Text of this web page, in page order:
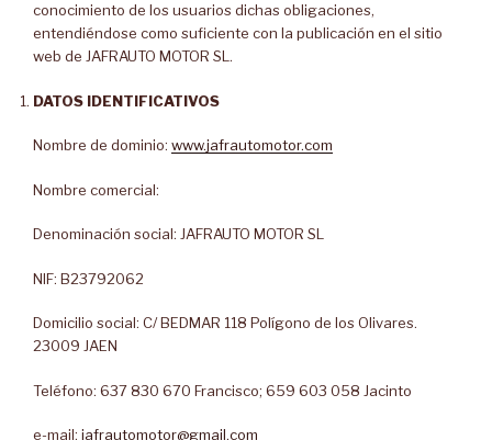
conocimiento de los usuarios dichas obligaciones,
entendiéndose como suficiente con la publicación en el sitio
web de JAFRAUTO MOTOR SL.
DATOS IDENTIFICATIVOS
Nombre de dominio: www.jafrautomotor.com
Nombre comercial:
Denominación social: JAFRAUTO MOTOR SL
NIF: B23792062
Domicilio social: C/ BEDMAR 118 Polígono de los Olivares.
23009 JAEN
Teléfono: 637 830 670 Francisco; 659 603 058 Jacinto
e-mail: jafrautomotor@gmail.com